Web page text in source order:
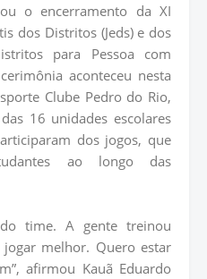
o encerramento da XI
dos Distritos (Jeds) e dos
para Pessoa com
aconteceu nesta
Clube Pedro do Rio,
16 unidades escolares
dos jogos, que
ao longo das
time. A gente treinou
melhor. Quero estar
afirmou Kauã Eduardo